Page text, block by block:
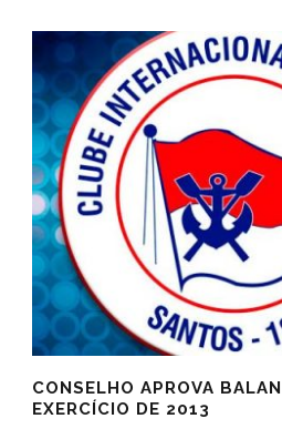
CONSELHO APROVA
EXERCÍCIO DE 2013